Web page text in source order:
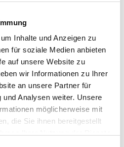
Inhalte und Anzeigen zu
für soziale Medien anbieten
auf unsere Website zu
wir Informationen zu Ihrer
an unsere Partner für
Analysen weiter. Unsere
möglicherweise mit
die Sie ihnen bereitgestellt
pro qm 2026 in
Oederan hängt von einer Vielzahl
entscheidenden Kriterien ist das
eines Gebäudes kann einen
haben, da es wichtige
die Ausstattung und die